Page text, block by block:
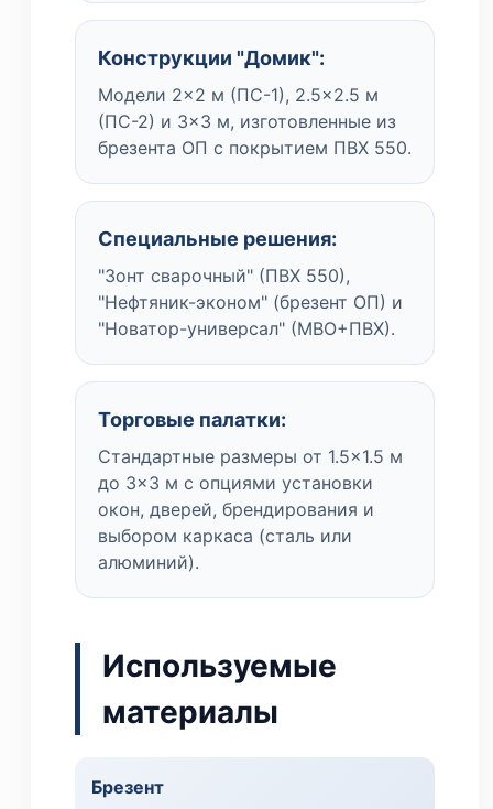
Конструкции "Домик":
Модели 2×2 м (ПС-1), 2.5×2.5 м
(ПС-2) и 3×3 м, изготовленные из
брезента ОП с покрытием ПВХ 550.
Специальные решения:
"Зонт сварочный" (ПВХ 550),
"Нефтяник-эконом" (брезент ОП) и
"Новатор-универсал" (МВО+ПВХ).
Торговые палатки:
Стандартные размеры от 1.5×1.5 м
до 3×3 м с опциями установки
окон, дверей, брендирования и
выбором каркаса (сталь или
алюминий).
Используемые
материалы
Брезент